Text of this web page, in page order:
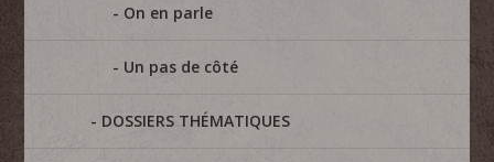
On en parle
Un pas de côté
DOSSIERS THÉMATIQUES